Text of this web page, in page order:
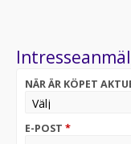
CarPlay™ och
cyklistskydd,
låga
Elinfällbara
NÄR ÄR KÖPET
E-POST *